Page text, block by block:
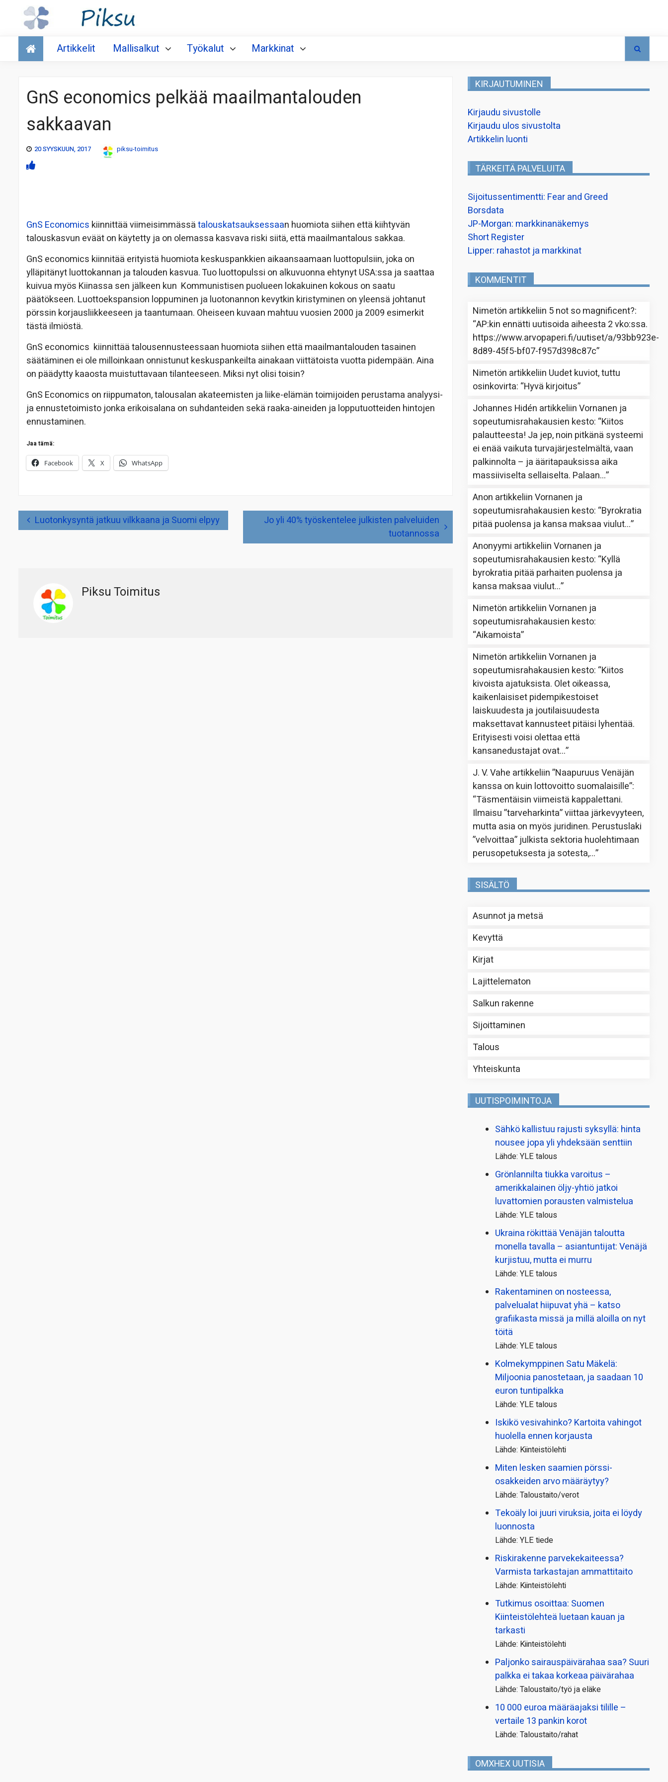
Talous
Artikkelit Mallisalkut Työkalut Markkinat
GnS economics pelkää maailmantalouden
sakkaavan
20 SYYSKUUN, 2017 piksu-toimitus
GnS Economics kiinnittää viimeisimmässätalouskatsauksessaan huomiota siihen että kiihtyvän
talouskasvun eväät on käytetty ja on olemassa kasvava riski siitä, että maailmantalous sakkaa.
GnS economics kiinnitää erityistä huomiota keskuspankkien aikaansaamaan luottopulsiin, joka on
ylläpitänyt luottokannan ja talouden kasvua. Tuo luottopulssi on alkuvuonna ehtynyt USA:ssa ja saattaa
kuivua myös Kiinassa sen jälkeen kun Kommunistisen puolueen lokakuinen kokous on saatu
päätökseen. Luottoekspansion loppuminen ja luotonannon kevytkin kiristyminen on yleensä johtanut
pörssin korjausliikkeeseen ja taantumaan. Oheiseen kuvaan mahtuu vuosien 2000 ja 2009 esimerkit
tästä ilmiöstä.
GnS economics kiinnittää talousennusteessaan huomiota siihen että maailmantalouden tasainen
säätäminen ei ole milloinkaan onnistunut keskuspankeilta ainakaan viittätoista vuotta pidempään. Aina
on päädytty kaaosta muistuttavaan tilanteeseen. Miksi nyt olisi toisin?
GnS Economics on riippumaton, talousalan akateemisten ja liike-elämän toimijoiden perustama analyysi-
ja ennustetoimisto jonka erikoisalana on suhdanteiden sekä raaka-aineiden ja lopputuotteiden hintojen
ennustaminen.
Jaa tämä:
Facebook X WhatsApp
Artikkelien
selausLuotonkysyntä jatkuu vilkkaana ja Suomi elpyy
Jo yli 40% työskentelee julkisten palveluiden
tuotannossa
Piksu Toimitus
KIRJAUTUMINEN
Kirjaudu sivustolle
Kirjaudu ulos sivustolta
Artikkelin luonti
TÄRKEITÄ PALVELUITA
Sijoitussentimentti: Fear and Greed
Borsdata
JP-Morgan: markkinanäkemys
Short Register
Lipper: rahastot ja markkinat
KOMMENTIT
Nimetön artikkeliin 5 not so magnificent?:
“AP:kin ennätti uutisoida aiheesta 2 vko:ssa.
https://www.arvopaperi.fi/uutiset/a/93bb923e-
8d89-45f5-bf07-f957d398c87c”
Nimetön artikkeliin Uudet kuviot, tuttu
osinkovirta: “Hyvä kirjoitus”
Johannes Hidén artikkeliinVornanen ja
sopeutumisrahakausien kesto: “Kiitos
palautteesta! Ja jep, noin pitkänä systeemi
ei enää vaikuta turvajärjestelmältä, vaan
palkinnolta – ja ääritapauksissa aika
massiiviselta sellaiselta. Palaan…”
Anon artikkeliinVornanen ja
sopeutumisrahakausien kesto: “Byrokratia
pitää puolensa ja kansa maksaa viulut…”
Anonyymi artikkeliinVornanen ja
sopeutumisrahakausien kesto: “Kyllä
byrokratia pitää parhaiten puolensa ja
kansa maksaa viulut…”
Nimetön artikkeliinVornanen ja
sopeutumisrahakausien kesto:
“Aikamoista”
Nimetön artikkeliinVornanen ja
sopeutumisrahakausien kesto: “Kiitos
kivoista ajatuksista. Olet oikeassa,
kaikenlaisiset pidempikestoiset
laiskuudesta ja joutilaisuudesta
maksettavat kannusteet pitäisi lyhentää.
Erityisesti voisi olettaa että
kansanedustajat ovat…”
J. V. Vahe artikkeliin”Naapuruus Venäjän
kanssa on kuin lottovoitto suomalaisille”:
“Täsmentäisin viimeistä kappalettani.
Ilmaisu ”tarveharkinta” viittaa järkevyyteen,
mutta asia on myös juridinen. Perustuslaki
”velvoittaa” julkista sektoria huolehtimaan
perusopetuksesta ja sotesta,…”
SISÄLTÖ
Asunnot ja metsä
Kevyttä
Kirjat
Lajittelematon
Salkun rakenne
Sijoittaminen
Talous
Yhteiskunta
UUTISPOIMINTOJA
Sähkö kallistuu rajusti syksyllä: hinta
nousee jopa yli yhdeksään senttiin
Lähde: YLE talous
Grönlannilta tiukka varoitus –
amerikkalainen öljy-yhtiö jatkoi
luvattomien porausten valmistelua
Lähde: YLE talous
Ukraina rökittää Venäjän taloutta
monella tavalla – asiantuntijat: Venäjä
kurjistuu, mutta ei murru
Lähde: YLE talous
Rakentaminen on nosteessa,
palvelualat hiipuvat yhä – katso
grafiikasta missä ja millä aloilla on nyt
töitä
Lähde: YLE talous
Kolmekymppinen Satu Mäkelä:
Miljoonia panostetaan, ja saadaan 10
euron tuntipalkka
Lähde: YLE talous
Iskikö vesivahinko? Kartoita vahingot
huolella ennen korjausta
Lähde: Kiinteistölehti
Miten lesken saamien pörssi­
osakkeiden arvo määräytyy?
Lähde: Taloustaito/verot
Tekoäly loi juuri viruksia, joita ei löydy
luonnosta
Lähde: YLE tiede
Riskirakenne parvekekaiteessa?
Varmista tarkastajan ammattitaito
Lähde: Kiinteistölehti
Tutkimus osoittaa: Suomen
Kiinteistölehteä luetaan kauan ja
tarkasti
Lähde: Kiinteistölehti
Paljonko sairauspäivä­rahaa saa? Suuri
palkka ei takaa korkeaa päivärahaa
Lähde: Taloustaito/työ ja eläke
10 000 euroa määräajaksi tilille –
vertaile 13 pankin korot
Lähde: Taloustaito/rahat
OMXHEX UUTISIA